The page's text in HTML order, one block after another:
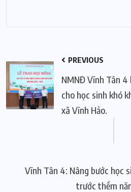
PREVIOUS
NMNĐ Vĩnh Tân
cho học sinh khó
xã Vĩnh Hảo.
Vĩnh Tân 4: Nâng bước học
trước thềm